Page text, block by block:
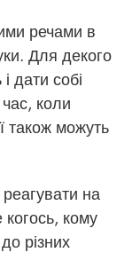
речами в
Для декого
дати собі
коли
також можуть
на
когось, кому
різних